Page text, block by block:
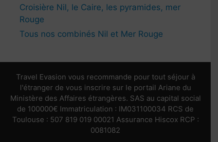
Croisière Nil, le Caire, les pyramides, mer
Rouge
Tous nos combinés Nil et Mer Rouge
Travel Evasion vous recommande pour tout séjour à
l'étranger de vous inscrire sur le portail Ariane du
Ministère des Affaires étrangères. SAS au capital social
de 100000€ Immatriculation : IM031100034 RCS de
Toulouse : 507 819 019 00021 Assurance Hiscox RCP :
0081082